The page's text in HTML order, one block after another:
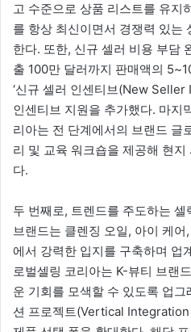
고 수준으로 상품 리스트를 유지
를 항상 최신이면서 경쟁력 있는
한다. 또한, 신규 셀러 비용 부담
출 100만 달러까지 판매액의
‘신규 셀러 인센티브(New Seller
인센티브 지원을 추가했다. 마지
리아는 전 단계에서의 브랜드 글
리 및 교육 워크숍을 제공해 현
다.
두 번째로, 트렌드를 주도하는
브랜드는 클렌징 오일, 아이 케
에서 강력한 입지를 구축하며 업
로벌셀링 코리아는 K-뷰티 브랜
운 기회를 모색할 수 있도록 업그
션 프로젝트(Vertical Integration